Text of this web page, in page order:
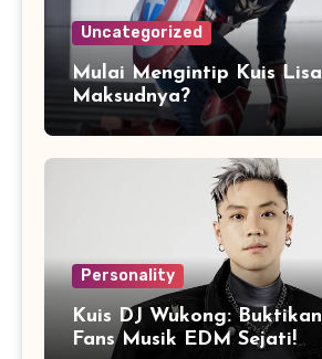
Uncategorized
Mulai Mengintip Kuis
Maksudnya?
Personality
Kuis DJ Wukong:
Fans Musik EDM Sejati!